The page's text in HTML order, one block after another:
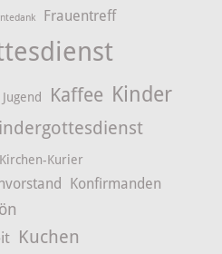
Frauentreff
Jugend Kaffee Kinder
Kirchen-Kurier
Konfirmanden
Kuchen